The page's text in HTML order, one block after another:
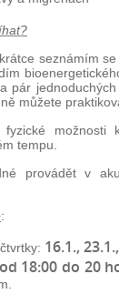
seznámím
pár
můžete
možnosti
tempu.
provádět v
:
16.1.,
od 18:00 do 20